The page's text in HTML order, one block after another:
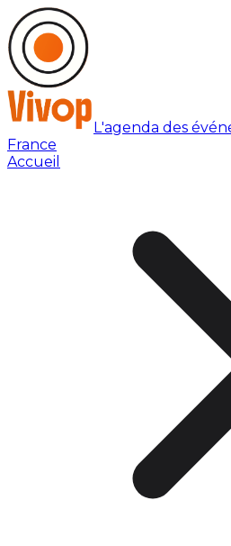
L'agenda des
France
Accueil